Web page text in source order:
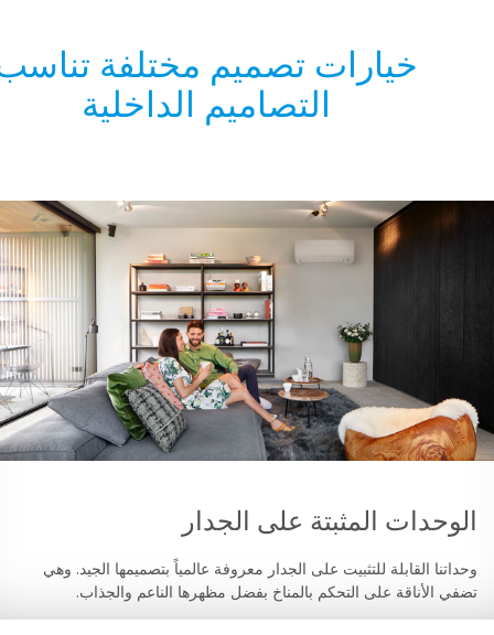
تصميم مختلفة تناسب
التصاميم الداخلية
المثبتة على الجدار
للتثبيت على الجدار معروفة عالمياً بتصميمها الجيد. وهي
على التحكم بالمناخ بفضل مظهرها الناعم والجذاب.
تقوم
المتدفقة